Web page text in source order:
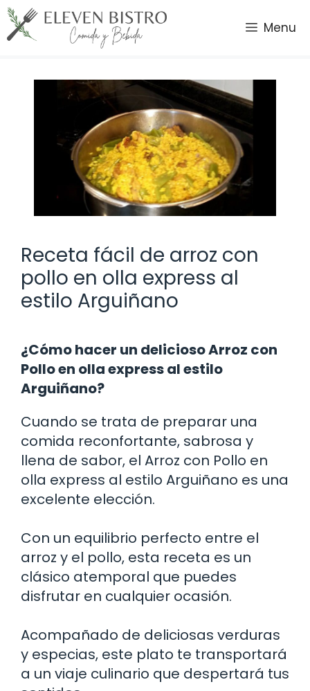
Saltar
al
contenido
Menu
Receta fácil de arroz con
pollo en olla express al
estilo Arguiñano
¿Cómo hacer un delicioso Arroz con
Pollo en olla express al estilo
Arguiñano?
Cuando se trata de preparar una
comida reconfortante, sabrosa y
llena de sabor, el Arroz con Pollo en
olla express al estilo Arguiñano es una
excelente elección.
Con un equilibrio perfecto entre el
arroz y el pollo, esta receta es un
clásico atemporal que puedes
disfrutar en cualquier ocasión.
Acompañado de deliciosas verduras
y especias, este plato te transportará
a un viaje culinario que despertará tus